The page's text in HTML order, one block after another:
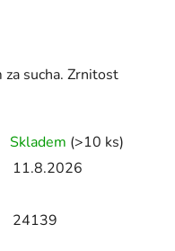
sucha. Zrnitost
Skladem (>10 ks)
11.8.2026
24139